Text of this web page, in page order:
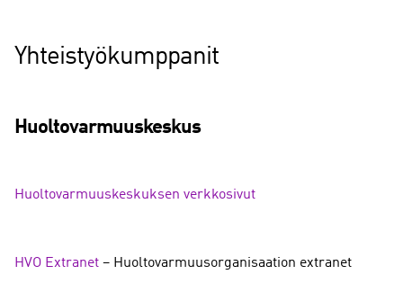
Yhteistyökumppanit
Huoltovarmuuskeskus
Huoltovarmuuskeskuksen verkkosivut
HVO Extranet – Huoltovarmuusorganisaation extranet